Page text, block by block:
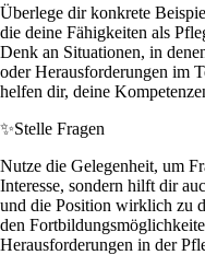
Überlege dir konkrete
die deine Fähigkeiten als
Denk an Situationen, in
oder Herausforderungen im
helfen dir, deine
✨Stelle Fragen
Nutze die Gelegenheit, um
Interesse, sondern hilft dir
und die Position wirklich zu
den
Herausforderungen in der